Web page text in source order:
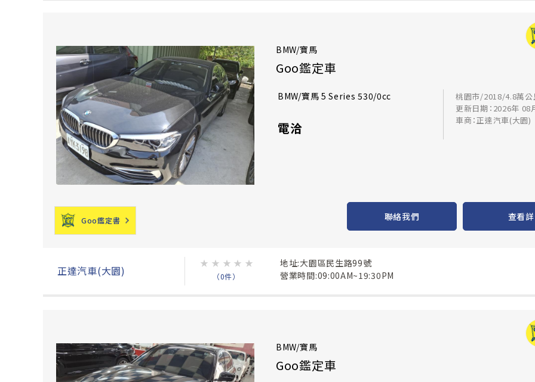
BMW/寶馬
Goo鑑定車
BMW/寶馬 5 Series 530/0cc
電洽
桃園市/2018/4.8萬公
更新日期：2026年 08
車商：正達汽車(大園)
Goo鑑定書 聯絡我們 查看
正達汽車(大園)
★ ★ ★ ★ ★
（0件）
地址:大園區民生路99號
營業時間:09:00AM~19:30PM
BMW/寶馬
Goo鑑定車